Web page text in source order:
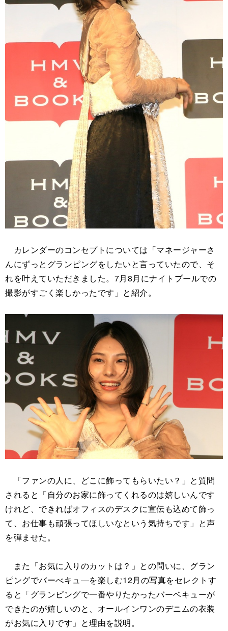
カレンダーのコンセプトについては「マネージャーさ
んにずっとグランピングをしたいと言っていたので、そ
れを叶えていただきました。7月8月にナイトプールでの
撮影がすごく楽しかったです」と紹介。
「ファンの人に、どこに飾ってもらいたい？」と質問
されると「自分のお家に飾ってくれるのは嬉しいんです
けれど、できればオフィスのデスクに宣伝も込めて飾っ
て、お仕事も頑張ってほしいなという気持ちです」と声
を弾ませた。
また「お気に入りのカットは？」との問いに、グラン
ピングでバーべキュ―を楽しむ12月の写真をセレクトす
ると「グランピングで一番やりたかったバーベキューが
できたのが嬉しいのと、オールインワンのデニムの衣装
がお気に入りです」と理由を説明。